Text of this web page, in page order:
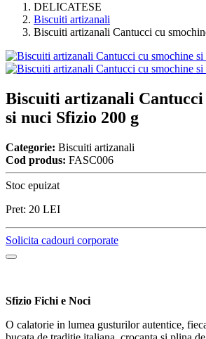
DELICATESE
Biscuiti artizanali
Biscuiti artizanali Cantucci cu
Biscuiti artizanali Cantucci
si nuci Sfizio 200 g
Categorie: Biscuiti artizanali
Cod produs: FASC006
Stoc epuizat
Pret: 20 LEI
Solicita cadouri corporate
Sfizio Fichi e Noci
O calatorie in lumea gusturilor autentice,